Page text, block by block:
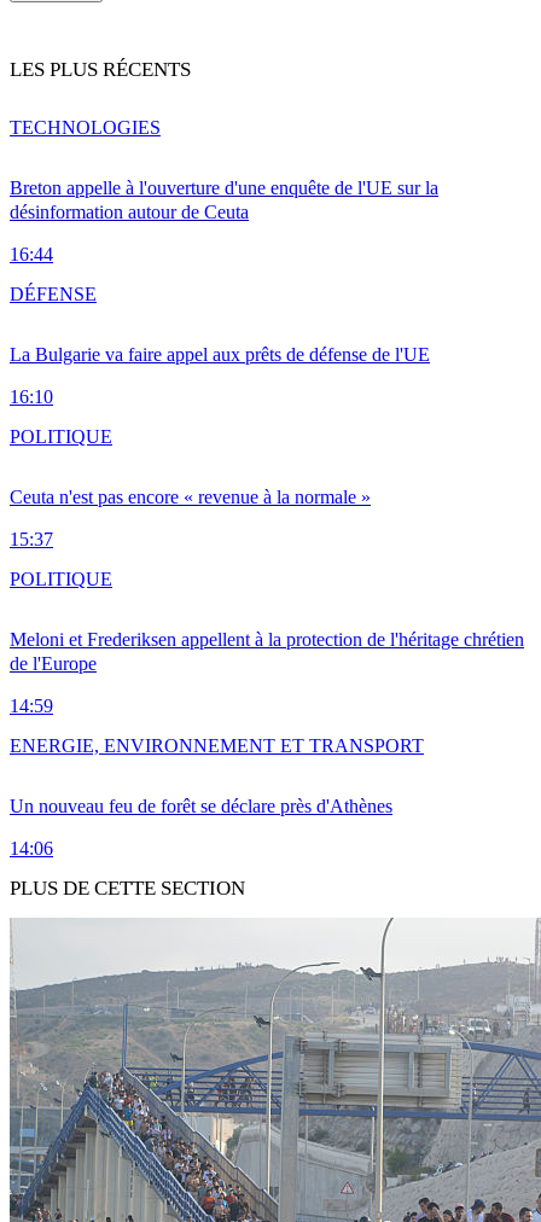
LES PLUS RÉCENTS
Breton appelle à l'ouverture d'une enquête de l'UE sur la
désinformation autour de Ceuta
16:44
TECHNOLOGIES
La Bulgarie va faire appel aux prêts de défense de l'UE
16:10
DÉFENSE
Ceuta n'est pas encore « revenue à la normale »
15:37
POLITIQUE
Meloni et Frederiksen appellent à la protection de l'héritage chrétien
de l'Europe
14:59
POLITIQUE
Un nouveau feu de forêt se déclare près d'Athènes
14:06
ENERGIE, ENVIRONNEMENT ET TRANSPORT
PLUS DE CETTE SECTION